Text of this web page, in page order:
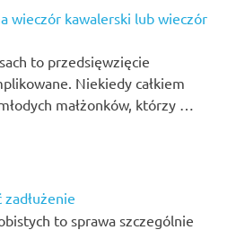
wieczór kawalerski lub wieczór
to przedsięwzięcie
Niekiedy całkiem
małżonków, którzy …
to sprawa szczególnie